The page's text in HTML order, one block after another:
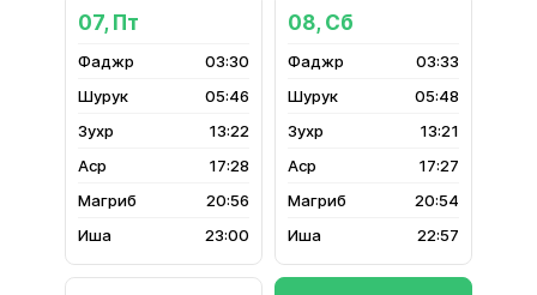
07, Пт
03:30
05:46
13:22
17:28
20:56
23:00
08, Сб
03:33
05:48
13:21
17:27
20:54
22:57